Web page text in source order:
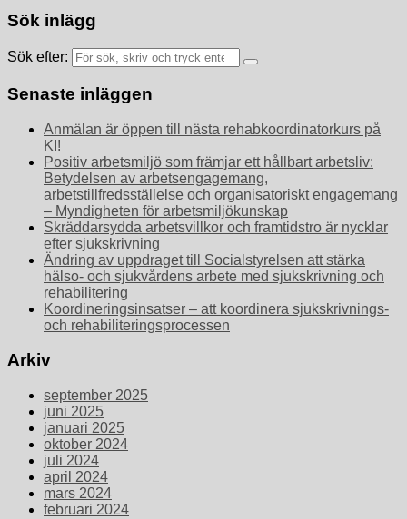
Sök inlägg
Sök efter:
Senaste inläggen
Anmälan är öppen till nästa rehabkoordinatorkurs på
KI!
Positiv arbetsmiljö som främjar ett hållbart arbetsliv:
Betydelsen av arbetsengagemang,
arbetstillfredsställelse och organisatoriskt engagemang
– Myndigheten för arbetsmiljökunskap
Skräddarsydda arbetsvillkor och framtidstro är nycklar
efter sjukskrivning
Ändring av uppdraget till Socialstyrelsen att stärka
hälso- och sjukvårdens arbete med sjukskrivning och
rehabilitering
Koordineringsinsatser – att koordinera sjukskrivnings-
och rehabiliteringsprocessen
Arkiv
september 2025
juni 2025
januari 2025
oktober 2024
juli 2024
april 2024
mars 2024
februari 2024